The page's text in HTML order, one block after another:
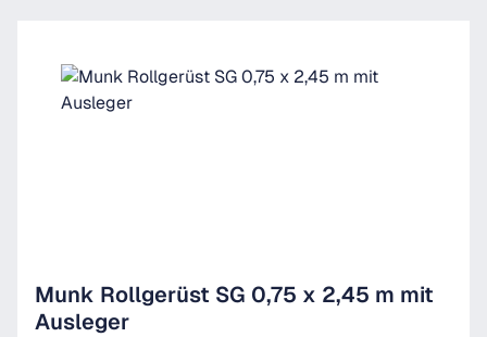
Munk Rollgerüst SG 0,75 x 2,45 m mit
Ausleger